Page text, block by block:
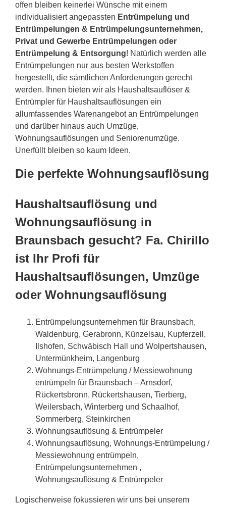
offen bleiben keinerlei Wünsche mit einem
individualisiert angepassten Entrümpelung und
Entrümpelungen & Entrümpelungsunternehmen,
Privat und Gewerbe Entrümpelungen oder
Entrümpelung & Entsorgung! Natürlich werden alle
Entrümpelungen nur aus besten Werkstoffen
hergestellt, die sämtlichen Anforderungen gerecht
werden. Ihnen bieten wir als Haushaltsauflöser &
Entrümpler für Haushaltsauflösungen ein
allumfassendes Warenangebot an Entrümpelungen
und darüber hinaus auch Umzüge,
Wohnungsauflösungen und Seniorenumzüge.
Unerfüllt bleiben so kaum Ideen.
Die perfekte Wohnungsauflösung
Haushaltsauflösung und
Wohnungsauflösung in
Braunsbach gesucht? Fa. Chirillo
ist Ihr Profi für
Haushaltsauflösungen, Umzüge
oder Wohnungsauflösung
Entrümpelungsunternehmen für Braunsbach,
Waldenburg, Gerabronn, Künzelsau, Kupferzell,
Ilshofen, Schwäbisch Hall und Wolpertshausen,
Untermünkheim, Langenburg
Wohnungs-Entrümpelung / Messiewohnung
entrümpeln für Braunsbach – Arnsdorf,
Rückertsbronn, Rückertshausen, Tierberg,
Weilersbach, Winterberg und Schaalhof,
Sommerberg, Steinkirchen
Wohnungsauflösung & Entrümpeler
Wohnungsauflösung, Wohnungs-Entrümpelung /
Messiewohnung entrümpeln,
Entrümpelungsunternehmen ,
Wohnungsauflösung & Entrümpeler
Logischerweise fokussieren wir uns bei unserem